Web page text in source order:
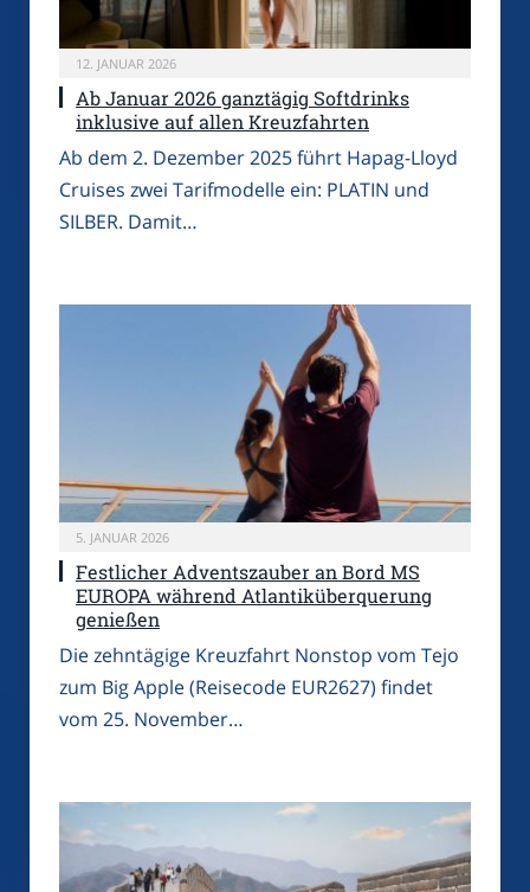
12. JANUAR 2026
Ab Januar 2026 ganztägig Softdrinks
inklusive auf allen Kreuzfahrten
Ab dem 2. Dezember 2025 führt Hapag-Lloyd
Cruises zwei Tarifmodelle ein: PLATIN und
SILBER. Damit…
5. JANUAR 2026
Festlicher Adventszauber an Bord MS
EUROPA während Atlantiküberquerung
genießen
Die zehntägige Kreuzfahrt Nonstop vom Tejo
zum Big Apple (Reisecode EUR2627) findet
vom 25. November…